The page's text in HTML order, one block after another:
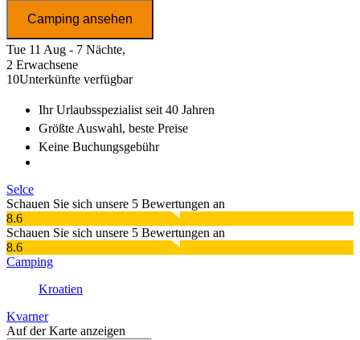
Camping ansehen
Tue 11 Aug - 7 Nächte,
2 Erwachsene
10Unterkünfte verfügbar
Ihr Urlaubsspezialistseit 40 Jahren
Größte Auswahl, beste Preise
Keine Buchungsgebühr
Selce
Schauen Sie sich unsere 5 Bewertungen an
8.6
Schauen Sie sich unsere 5 Bewertungen an
8.6
Camping
Kroatien
Kvarner
Auf der Karte anzeigen